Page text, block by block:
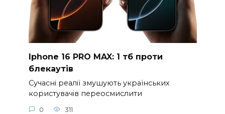
Iphone 16 PRO MAX: 1 тб проти
блекаутів
Сучасні реалії змушують українських
користувачів переосмислити
0 311